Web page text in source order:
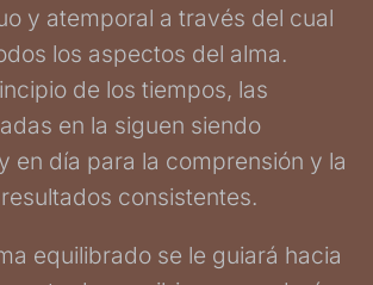
y atemporal a través del cual
los aspectos del alma.
de los tiempos, las
en la siguen siendo
en día para la comprensión y la
consistentes.
equilibrado se le guiará hacia